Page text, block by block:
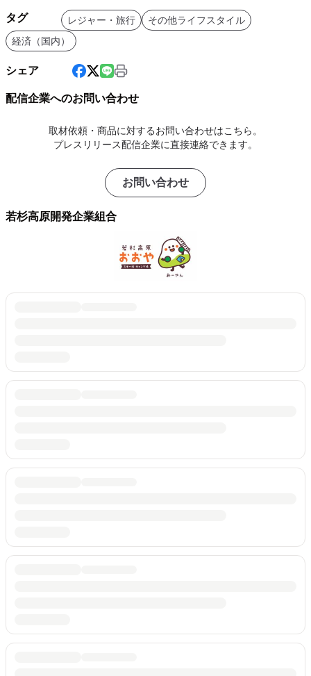
タグ レジャー・旅行
その他ライフスタイル
経済（国内）
シェア
配信企業へのお問い合わせ
取材依頼・商品に対するお問い合わせはこちら。
プレスリリース配信企業に直接連絡できます。
お問い合わせ
若杉高原開発企業組合